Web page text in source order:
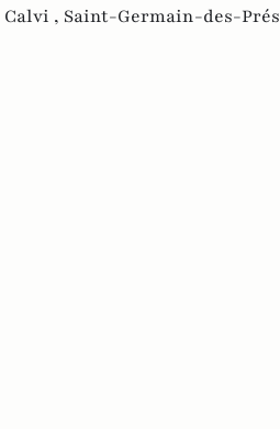
Calvi , Saint-Germain-des-Prés